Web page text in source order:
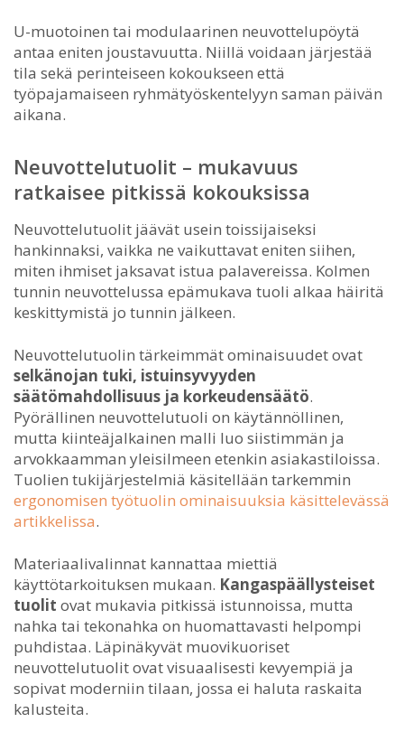
U-muotoinen tai modulaarinen neuvottelupöytä
antaa eniten joustavuutta. Niillä voidaan järjestää
tila sekä perinteiseen kokoukseen että
työpajamaiseen ryhmätyöskentelyyn saman päivän
aikana.
Neuvottelutuolit – mukavuus
ratkaisee pitkissä kokouksissa
Neuvottelutuolit jäävät usein toissijaiseksi
hankinnaksi, vaikka ne vaikuttavat eniten siihen,
miten ihmiset jaksavat istua palavereissa. Kolmen
tunnin neuvottelussa epämukava tuoli alkaa häiritä
keskittymistä jo tunnin jälkeen.
Neuvottelutuolin tärkeimmät ominaisuudet ovat
selkänojan tuki, istuinsyvyyden
säätömahdollisuus ja korkeudensäätö.
Pyörällinen neuvottelutuoli on käytännöllinen,
mutta kiinteäjalkainen malli luo siistimmän ja
arvokkaamman yleisilmeen etenkin asiakastiloissa.
Tuolien tukijärjestelmiä käsitellään tarkemmin
ergonomisen työtuolin ominaisuuksia käsittelevässä
artikkelissa.
Materiaalivalinnat kannattaa miettiä
käyttötarkoituksen mukaan. Kangaspäällysteiset
tuolit ovat mukavia pitkissä istunnoissa, mutta
nahka tai tekonahka on huomattavasti helpompi
puhdistaa. Läpinäkyvät muovikuoriset
neuvottelutuolit ovat visuaalisesti kevyempiä ja
sopivat moderniin tilaan, jossa ei haluta raskaita
kalusteita.